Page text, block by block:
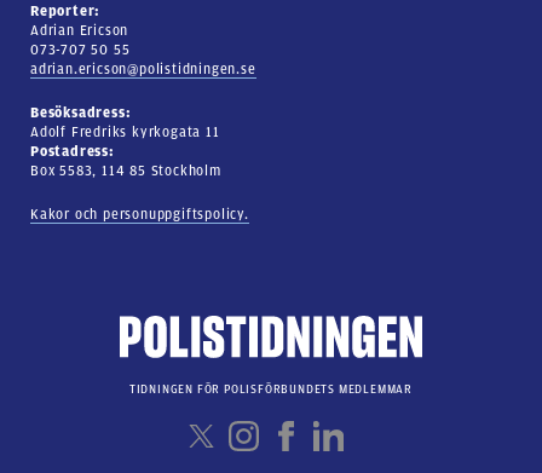
Reporter:
Adrian Ericson
073-707 50 55
adrian.ericson@polistidningen.se
Besöksadress:
Adolf Fredriks kyrkogata 11
Postadress:
Box 5583, 114 85 Stockholm
Kakor och personuppgiftspolicy.
TIDNINGEN FÖR POLISFÖRBUNDETS MEDLEMMAR